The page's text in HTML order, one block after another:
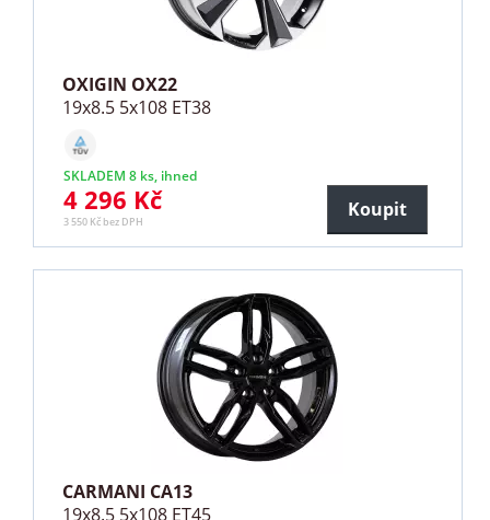
OXIGIN OX22
19x8.5 5x108 ET38
SKLADEM 8 ks, ihned
4 296 Kč
3 550 Kč bez DPH
Koupit
CARMANI CA13
19x8.5 5x108 ET45